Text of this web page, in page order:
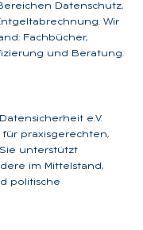
Datenschutz,
Wir
Fachbücher,
und Beratung.
e.V.
praxisgerechten,
unterstützt
im Mittelstand,
politische